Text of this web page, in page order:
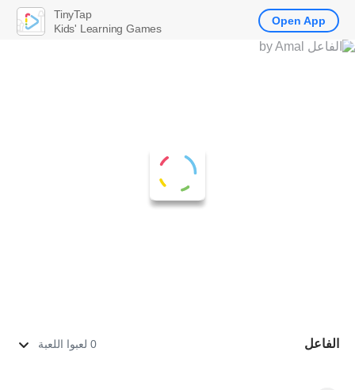
الفاعل 0 لعبوا اللعبة
TinyTap
Kids' Learning Games
Open App